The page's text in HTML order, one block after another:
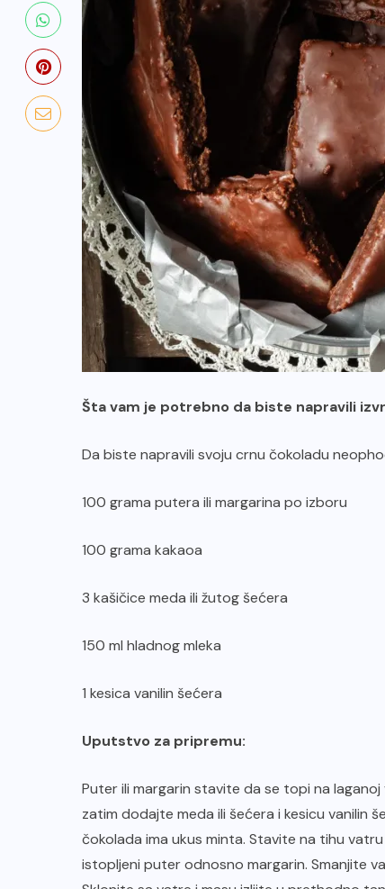
Šta vam je potrebno da biste napravili
Da biste napravili svoju crnu čokoladu
100 grama putera ili margarina po izboru
100 grama kakaoa
3 kašičice meda ili žutog šećera
150 ml hladnog mleka
1 kesica vanilin šećera
Uputstvo za pripremu:
Puter ili margarin stavite da se topi na
zatim dodajte meda ili šećera i kesicu vanilin
čokolada ima ukus minta. Stavite na tihu
istopljeni puter odnosno margarin. Smanjite